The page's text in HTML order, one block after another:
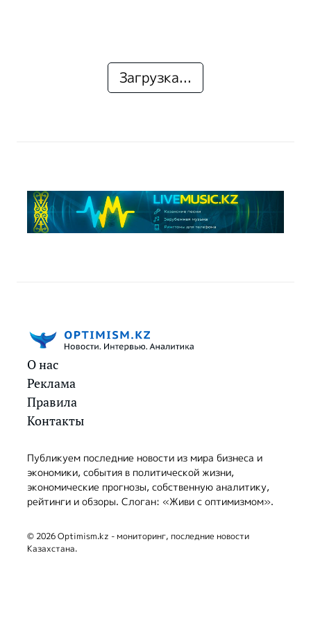
Загрузка...
О нас
Реклама
Правила
Контакты
Публикуем последние новости из мира бизнеса и
экономики, события в политической жизни,
экономические прогнозы, собственную аналитику,
рейтинги и обзоры. Слоган: «Живи с оптимизмом».
© 2026 Optimism.kz - мониторинг, последние новости
Казахстана.